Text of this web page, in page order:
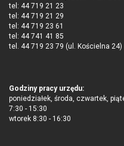
tel: 44 719 21 23
tel: 44 719 21 29
tel: 44 719 23 61
tel: 44 741 41 85
tel. 44 719 23 79 (ul. Kościelna 24)
Godziny pracy urzędu:
poniedziałek, środa, czwartek,
7:30 - 15:30
wtorek 8:30 - 16:30